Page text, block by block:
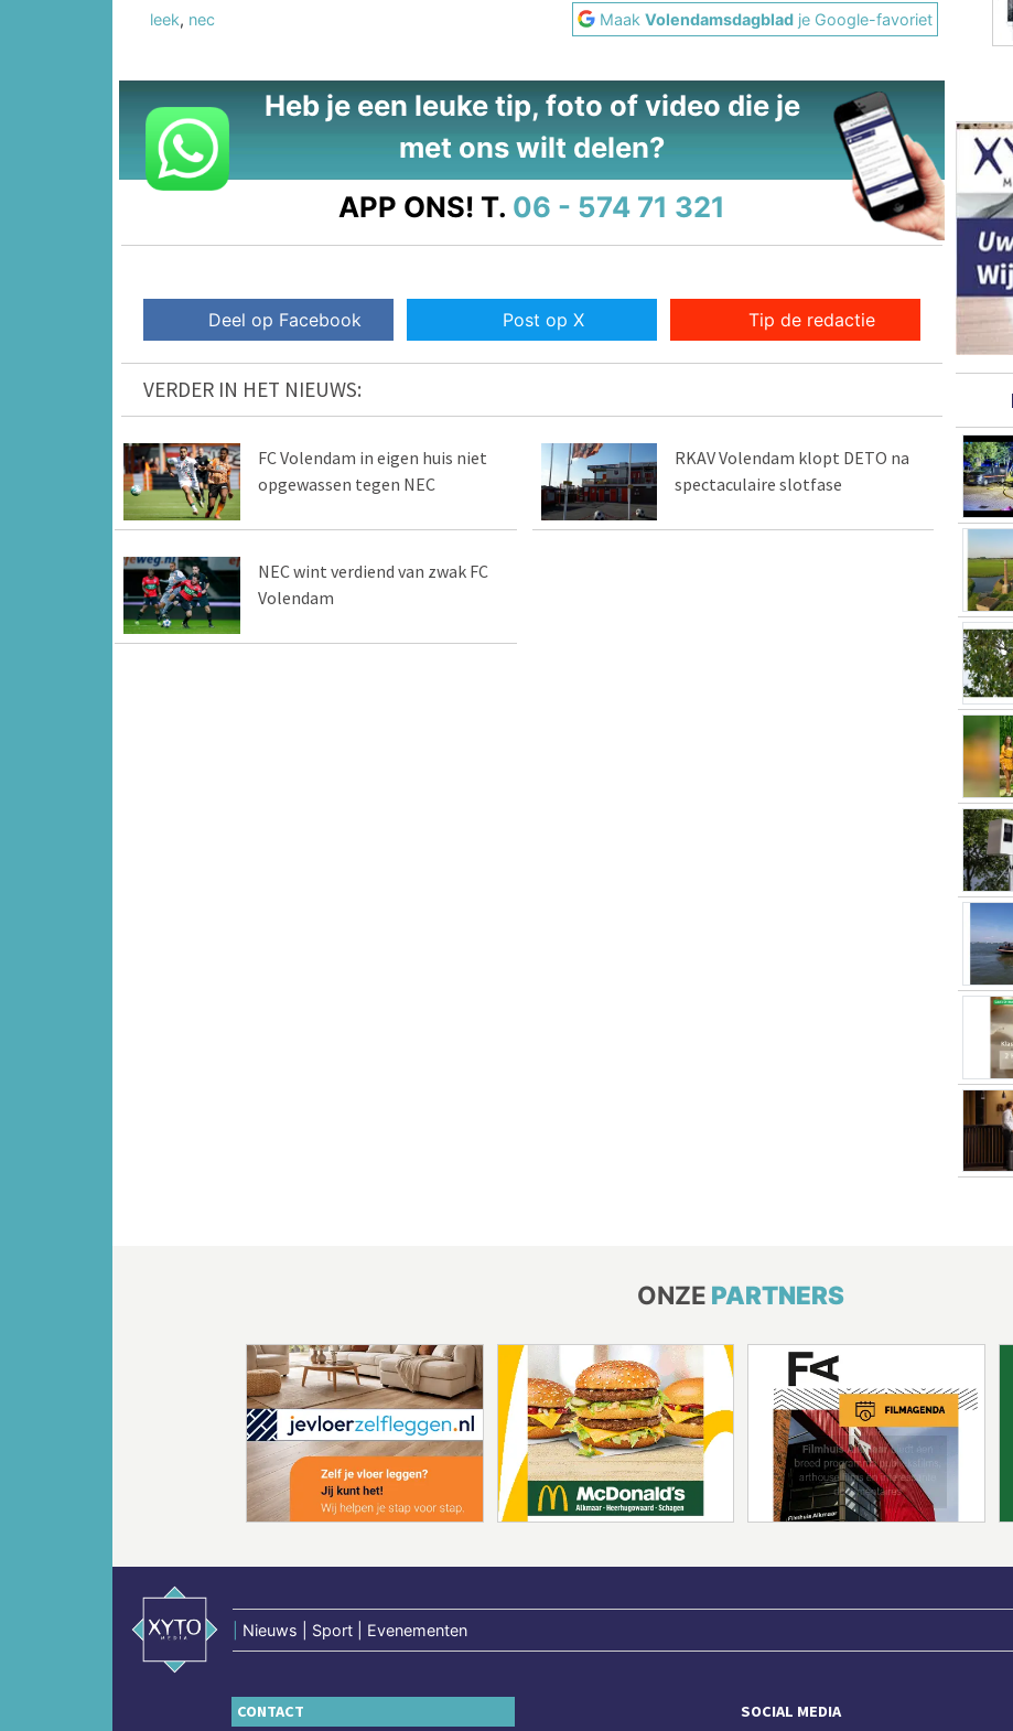
leek, nec MaakVolendamsdagblad je Google-favoriet
Heb je een leuke tip, foto of video die je
met ons wilt delen?
APP ONS! T. 06 - 574 71 321
Deel op Facebook Post op X Tip de redactie
VERDER IN HET NIEUWS:
FC Volendam in eigen huis niet
opgewassen tegen NEC
RKAV Volendam klopt DETO na
spectaculaire slotfase
NEC wint verdiend van zwak FC
Volendam
ONZE PARTNERS
Nieuws | Sport | Evenementen
CONTACT SOCIAL MEDIA